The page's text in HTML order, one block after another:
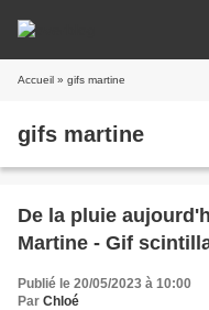
Accueil » gifs martine
gifs martine
De la pluie
Martine - Gif
Publié le 20/05/2023 à 10:00
Par Chloé